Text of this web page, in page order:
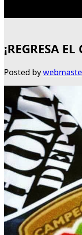
¡REGRESA
Posted by